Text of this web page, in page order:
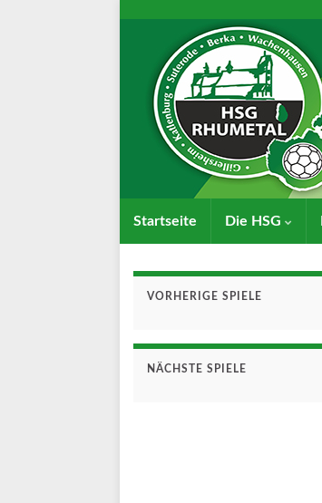
Startseite Die HSG
VORHERIGE SPIELE
NÄCHSTE SPIELE